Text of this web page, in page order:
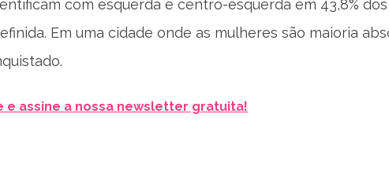
com esquerda e centro-esquerda em 43,8% dos
Em uma cidade onde as mulheres são maioria
e assine a nossa newsletter gratuita!